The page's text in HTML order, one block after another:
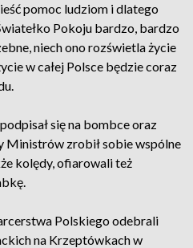
pomoc ludziom i dlatego
Pokoju bardzo, bardzo
niech ono rozświetla życie
w całej Polsce będzie coraz
się na bombce oraz
Ministrów zrobił sobie wspólne
kolędy, ofiarowali też
Polskiego odebrali
na Krzeptówkach w